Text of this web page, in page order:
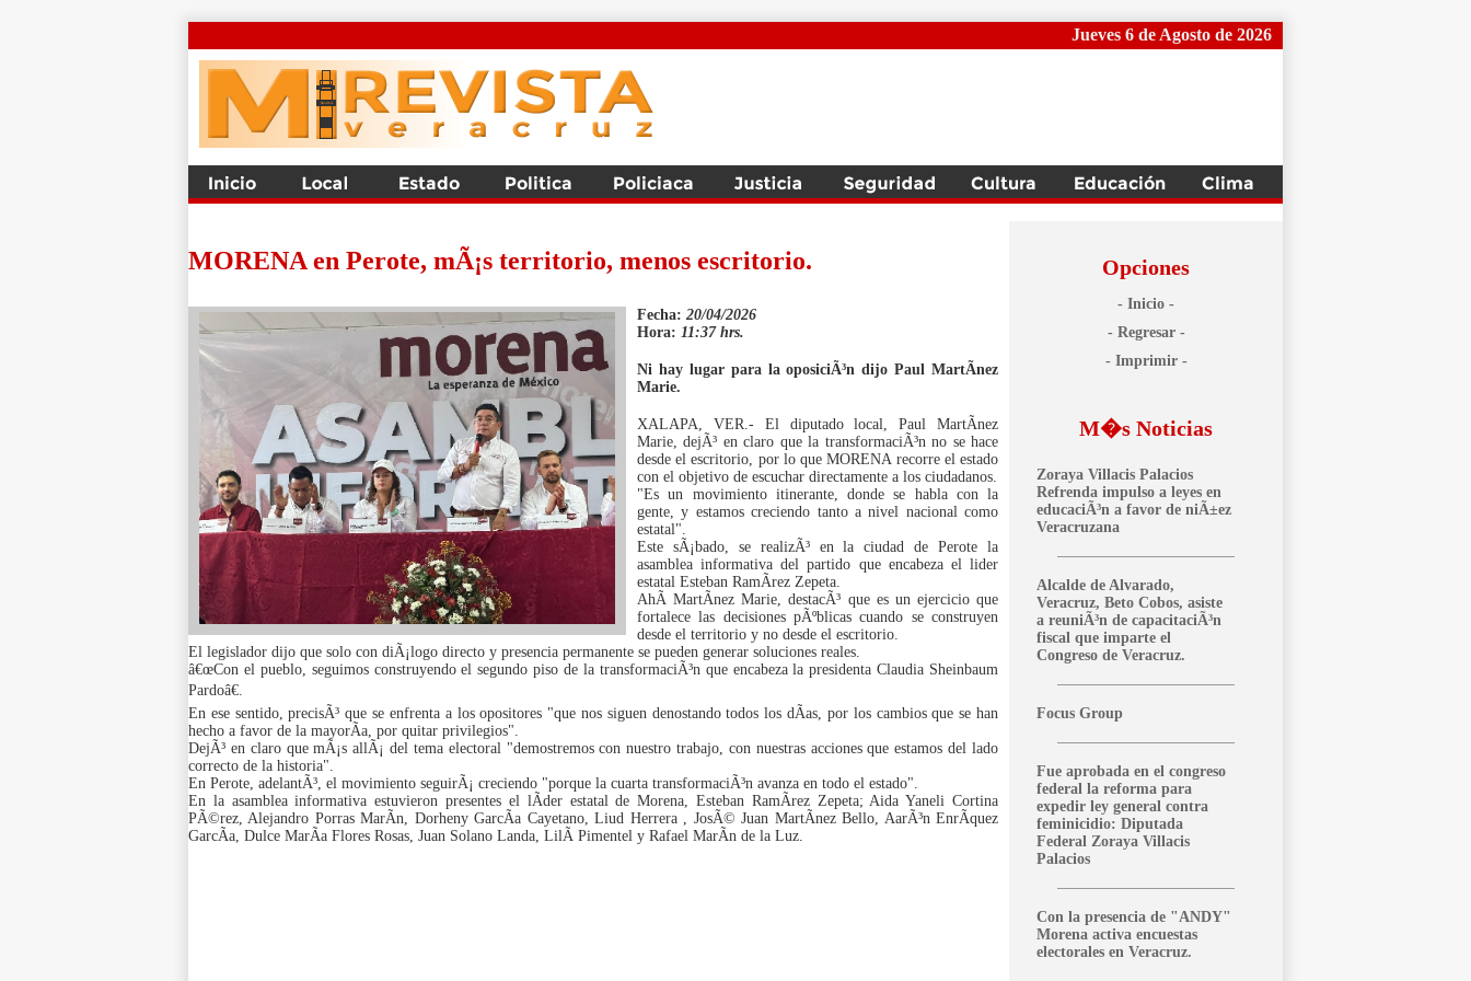
Jueves 6 de Agosto de 2026
MORENA en Perote, mÃ¡s territorio, menos escritorio.
Fecha: 20/04/2026
Hora: 11:37 hrs.
Ni hay lugar para la oposiciÃ³n dijo Paul MartÃ­nez
Marie.
XALAPA, VER.- El diputado local, Paul MartÃ­nez
Marie, dejÃ³ en claro que la transformaciÃ³n no se hace
desde el escritorio, por lo que MORENA recorre el estado
con el objetivo de escuchar directamente a los ciudadanos.
"Es un movimiento itinerante, donde se habla con la
gente, y estamos creciendo tanto a nivel nacional como
estatal".
Este sÃ¡bado, se realizÃ³ en la ciudad de Perote la
asamblea informativa del partido que encabeza el lider
estatal Esteban RamÃ­rez Zepeta.
AhÃ­ MartÃ­nez Marie, destacÃ³ que es un ejercicio que
fortalece las decisiones pÃºblicas cuando se construyen
desde el territorio y no desde el escritorio.
El legislador dijo que solo con diÃ¡logo directo y presencia permanente se pueden generar soluciones reales.
â€œCon el pueblo, seguimos construyendo el segundo piso de la transformaciÃ³n que encabeza la presidenta Claudia Sheinbaum
Pardoâ€.
En ese sentido, precisÃ³ que se enfrenta a los opositores "que nos siguen denostando todos los dÃ­as, por los cambios que se han
hecho a favor de la mayorÃ­a, por quitar privilegios".
DejÃ³ en claro que mÃ¡s allÃ¡ del tema electoral "demostremos con nuestro trabajo, con nuestras acciones que estamos del lado
correcto de la historia".
En Perote, adelantÃ³, el movimiento seguirÃ¡ creciendo "porque la cuarta transformaciÃ³n avanza en todo el estado".
En la asamblea informativa estuvieron presentes el lÃ­der estatal de Morena, Esteban RamÃ­rez Zepeta; Aida Yaneli Cortina
PÃ©rez, Alejandro Porras MarÃ­n, Dorheny GarcÃ­a Cayetano, Liud Herrera , JosÃ© Juan MartÃ­nez Bello, AarÃ³n EnrÃ­quez
GarcÃ­a, Dulce MarÃ­a Flores Rosas, Juan Solano Landa, LilÃ­ Pimentel y Rafael MarÃ­n de la Luz.
Opciones
- Inicio -
- Regresar -
- Imprimir -
M�s Noticias
Zoraya Villacis Palacios
Refrenda impulso a leyes en
educaciÃ³n a favor de niÃ±ez
Veracruzana
Alcalde de Alvarado,
Veracruz, Beto Cobos, asiste
a reuniÃ³n de capacitaciÃ³n
fiscal que imparte el
Congreso de Veracruz.
Focus Group
Fue aprobada en el congreso
federal la reforma para
expedir ley general contra
feminicidio: Diputada
Federal Zoraya Villacis
Palacios
Con la presencia de "ANDY"
Morena activa encuestas
electorales en Veracruz.